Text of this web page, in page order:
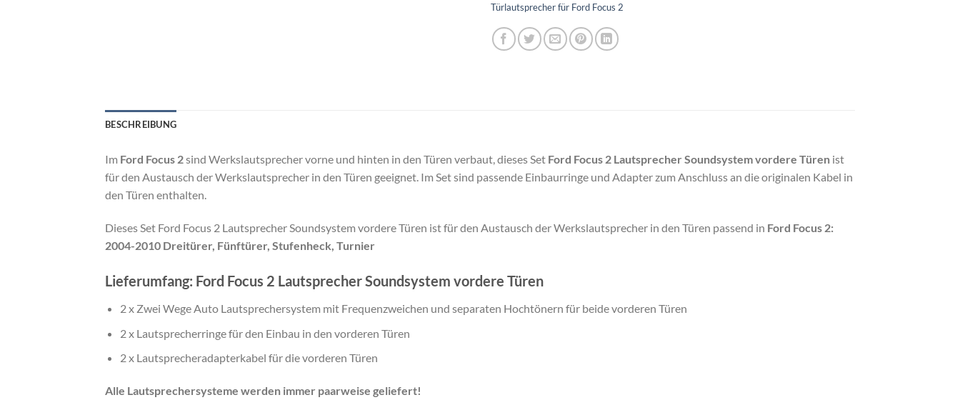
Türlautsprecher für Ford Focus 2
BESCHREIBUNG
Im Ford Focus 2sind Werkslautsprecher vorne und hinten in den Türen verbaut, dieses Set Ford Focus 2 Lautsprecher Soundsystem vordere Türen ist
für den Austausch der Werkslautsprecher in den Türen geeignet. Im Set sind passende Einbaurringe und Adapter zum Anschluss an die originalen Kabel in
den Türen enthalten.
Dieses Set Ford Focus 2 Lautsprecher Soundsystem vordere Türen ist für den Austausch der Werkslautsprecher in den Türen passend in Ford Focus 2:
2004-2010 Dreitürer, Fünftürer, Stufenheck, Turnier
Lieferumfang: Ford Focus 2 Lautsprecher Soundsystem vordere Türen
2 x Zwei Wege Auto Lautsprechersystem mit Frequenzweichen und separaten Hochtönern für beide vorderen Türen
2 x Lautsprecherringe für den Einbau in den vorderen Türen
2 x Lautsprecheradapterkabel für die vorderen Türen
Alle Lautsprechersysteme werden immer paarweise geliefert!